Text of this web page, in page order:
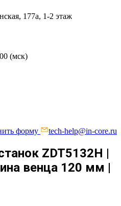
177а, ​1-2 этаж
(мск)
форму tech-help@in-core.ru
ZDT5132H |
венца 120 мм |